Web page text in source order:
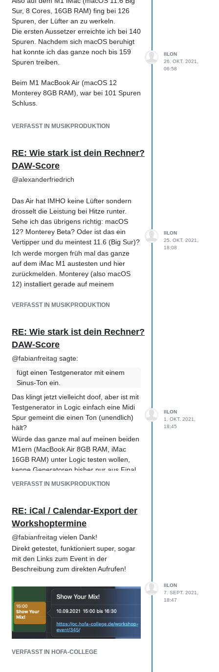
Wen das ganze interessiert, ich hab noch
die Ergebnisse von damals, MacBook Air
einmal im M1 Modus und einmal im Intel
Modus
M1:https://browser.geekbench.com/...
Im Vergleich dazu mein alter Windows
Rechner mit einem Intel i7-
Was das Modell angeht, ich meine es gibt
ja auch MacBook Airs mit nur 7 Kernen,
die sind vielleicht noch etwas schwächer
auf der Brust.
Sur, 8 Cores, 16GB RAM) fing bei 126
Spuren, der Lüfter an zu werkeln.
Die ersten Aussetzer erreichte ich bei 140
Spuren. Nachdem sich macOS beruhigt
hat konnte ich das ganze noch bis 159
Spuren treiben.
Beim M1 MacBook Air (macOS 12
Monterey 8GB RAM), war bei 101 Spuren
Schluss.
Lustigerweise zeigte am iMac die
gefühlt sich nur noch am Anschlag
bewegte.
Wenn ich aus Logic in Notizen
gewechselt bin waren wesentlich früher
denke mal das liegt aber an der Art und
Weise wie macOS die Leistung
optimiert/verteilt auf das aktuell
fokussierte Programm.
VERFASST IN MUSIKPRODUKTION
IILON
26. OKT. 2021,
06:58
RE: Wie stark ist dein Rechner?
DAW-Score
@alexanderfriedrich
Das Air hat IMHO keine Lüfter sondern
drosselt die Leistung bei Hitze runter.
Sehe ich das übrigens richtig: macOS
12? Monterey Beta? Oder ist das ein
Vertipper und du meintest 11.6 (Big Sur)?
Ich werde morgen früh mal das ganze
auf dem iMac M1 austesten und hier
zurückmelden. Monterey (also macOS
12) installiert gerade auf meinem
ich das ganze dann auch mal testen.
VERFASST IN MUSIKPRODUKTION
IILON
25. OKT. 2021,
18:08
RE: Wie stark ist dein Rechner?
DAW-Score
@fabianfreitag sagte:
fügt einen Testgenerator mit einem
Sinus-Ton ein.
Das klingt jetzt vielleicht doof, aber ist mit
Testgenerator in Logic einfach eine Midi
Spur gemeint die einen Ton (unendlich)
hält?
Würde das ganze mal auf meinen beiden
M1ern (MacBook Air 8GB RAM, iMac
16GB RAM) unter Logic testen wollen,
kenne Generatoren bisher nur aus Final
Cut/Motion
.
VERFASST IN MUSIKPRODUKTION
IILON
1. OKT. 2021,
18:45
RE: iCal / Calendar-Export der
Workshoptermine
@fabianfreitag vielen Dank!
Direkt getestet, funktioniert super, sogar
mit den Links zum Event in der
Beschreibung zum direkten Aufrufen!
VERFASST IN HOFA-COLLEGE
IILON
7. SEPT. 2021,
18:47